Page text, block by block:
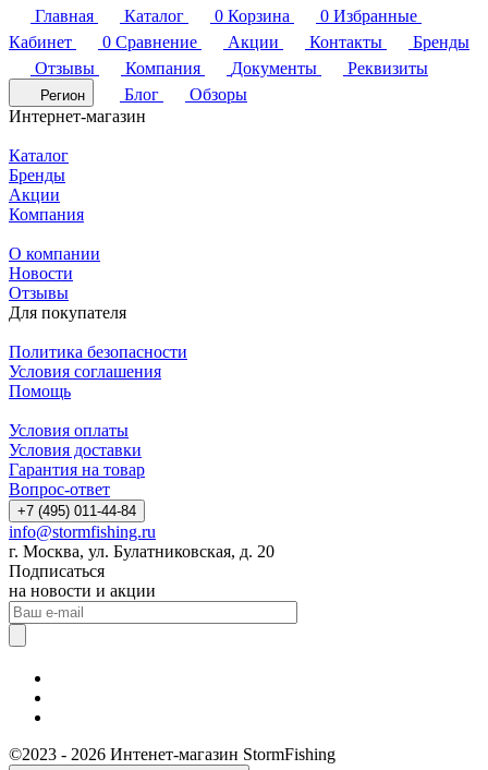
Главная Каталог 0 Корзина 0 Избранные
Кабинет
0 Сравнение Акции Контакты
Бренды
Отзывы
Компания Документы Реквизиты
Регион Блог
Обзоры
Интернет-магазин
Каталог
Бренды
Акции
Компания
О компании
Новости
Отзывы
Для покупателя
Политика безопасности
Условия соглашения
Помощь
Условия оплаты
Условия доставки
Гарантия на товар
Вопрос-ответ
+7 (495) 011-44-84
info@stormfishing.ru
г. Москва, ул. Булатниковская, д. 20
Подписаться
на новости и акции
©2023 - 2026 Интенет-магазин StormFishing